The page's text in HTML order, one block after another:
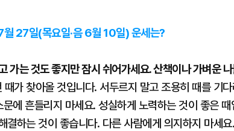
27일(목요일·음 6월 10일) 운세는?
가는 것도 좋지만 잠시 쉬어가세요. 산책이나 가벼운
가 찾아올 것입니다. 서두르지 말고 조용히 때를 기
에 흔들리지 마세요. 성실하게 노력하는 것이 좋은 때
하는 것이 좋습니다. 다른 사람에게 의지하지 마세요.